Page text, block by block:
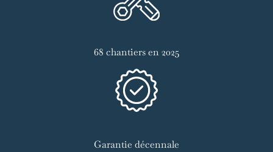
68 chantiers en 2025
Garantie décennale